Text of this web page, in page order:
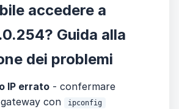
accedere a
Guida alla
dei problemi
IP errato - confermare
con
ipconfig